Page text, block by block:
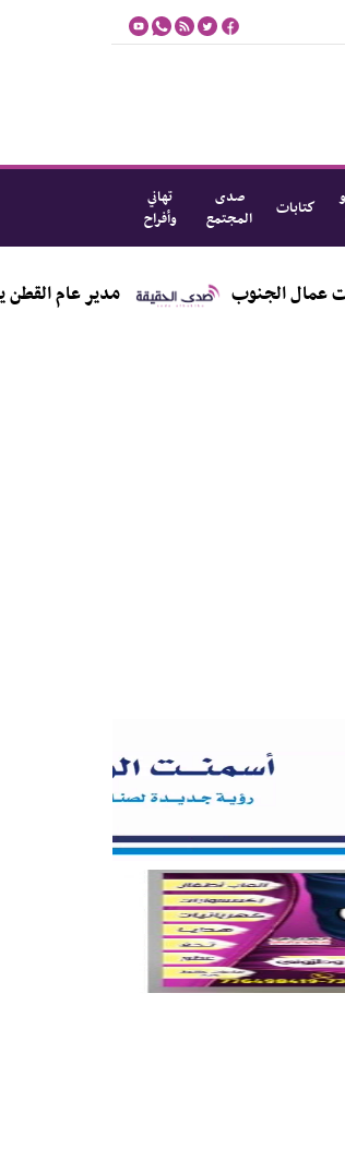
كتابات
صدى
المجتمع
تهاني
وأفراح
مدير عام القطن يلتقي